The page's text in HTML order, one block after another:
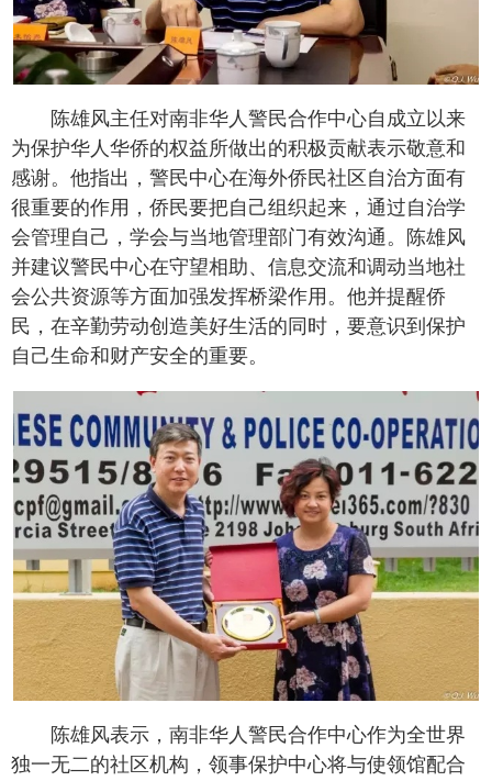
陈雄风主任对南非华人警民合作中心自成立以来
为保护华人华侨的权益所做出的积极贡献表示敬意和
感谢。他指出，警民中心在海外侨民社区自治方面有
很重要的作用，侨民要把自己组织起来，通过自治学
会管理自己，学会与当地管理部门有效沟通。陈雄风
并建议警民中心在守望相助、信息交流和调动当地社
会公共资源等方面加强发挥桥梁作用。他并提醒侨
民，在辛勤劳动创造美好生活的同时，要意识到保护
自己生命和财产安全的重要。
陈雄风表示，南非华人警民合作中心作为全世界
独一无二的社区机构，领事保护中心将与使领馆配合